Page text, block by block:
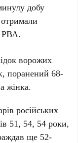
добу
РВА.
ворожих
поранений 68-
жінка.
російських
51, 54, 54 роки,
ще 52-